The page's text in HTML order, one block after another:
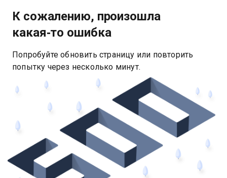
К сожалению, произошла
какая‑то ошибка
Попробуйте обновить страницу или повторить
попытку через несколько минут.